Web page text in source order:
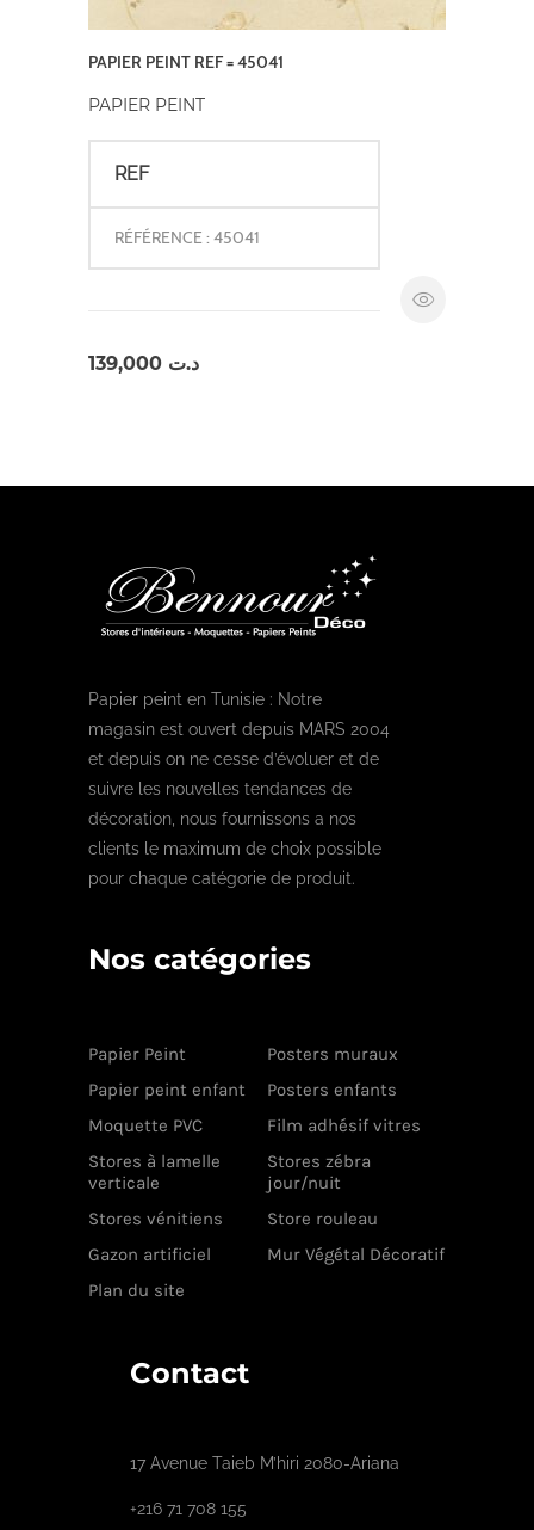
PAPIER PEINT REF = 45041
PAPIER PEINT
REF
RÉFÉRENCE : 45041
د.ت
Papier peint en Tunisie : Notre
magasin est ouvert depuis MARS 2004
et depuis on ne cesse d’évoluer et de
suivre les nouvelles tendances de
décoration, nous fournissons a nos
clients le maximum de choix possible
pour chaque catégorie de produit.
Nos catégories
Papier Peint
Posters muraux
Papier peint enfant
Posters enfants
Moquette PVC
Film adhésif vitres
Stores à lamelle
verticale
Stores zébra
jour/nuit
Stores vénitiens
Store rouleau
Gazon artificiel
Mur Végétal Décoratif
Plan du site
Contact
17 Avenue Taieb M’hiri 2080-Ariana
+216 71 708 155